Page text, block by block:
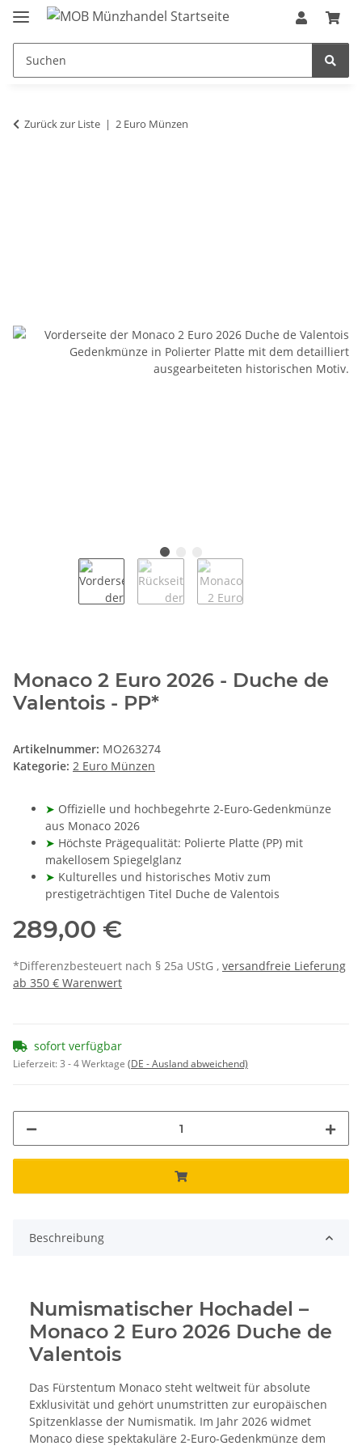
Zurück zur Liste 2 Euro Münzen
Monaco 2 Euro 2026 - Duche de
Valentois - PP*
Artikelnummer: MO263274
Kategorie: 2 Euro Münzen
➤ Offizielle und hochbegehrte 2-Euro-Gedenkmünze
aus Monaco 2026
➤ Höchste Prägequalität: Polierte Platte (PP) mit
makellosem Spiegelglanz
➤ Kulturelles und historisches Motiv zum
prestigeträchtigen Titel Duche de Valentois
289,00 €
*Differenzbesteuert nach § 25a UStG , versandfreie Lieferung
ab 350 € Warenwert
sofort verfügbar
Lieferzeit:3 - 4 Werktage (DE - Ausland abweichend)
Beschreibung
Numismatischer Hochadel –
Monaco 2 Euro 2026 Duche de
Valentois
Das Fürstentum Monaco steht weltweit für absolute
Exklusivität und gehört unumstritten zur europäischen
Spitzenklasse der Numismatik. Im Jahr 2026 widmet
Monaco diese spektakuläre 2-Euro-Gedenkmünze dem